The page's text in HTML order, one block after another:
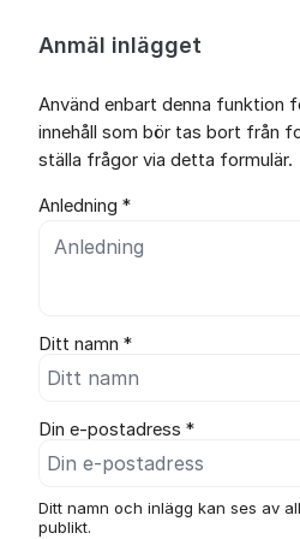
Anmäl inlägget
Använd enbart denna funktion
innehåll som bör tas bort från
ställa frågor via detta formulär.
Anledning *
Ditt namn *
Din e-postadress *
Ditt namn och inlägg kan ses av
publikt.